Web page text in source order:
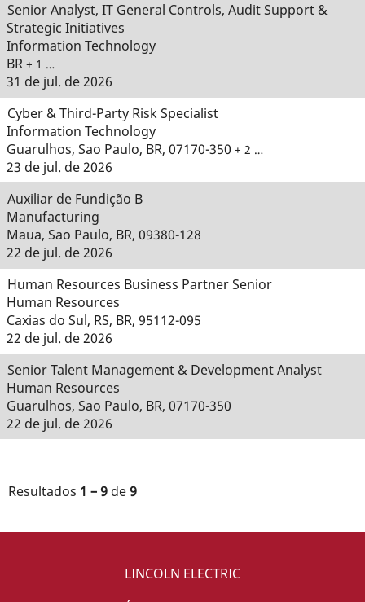
Senior Analyst, IT General Controls, Audit Support &
Strategic Initiatives
Information Technology
BR + 1 …
31 de jul. de 2026
Cyber & Third-Party Risk Specialist
Information Technology
Guarulhos, Sao Paulo, BR, 07170-350 + 2 …
23 de jul. de 2026
Auxiliar de Fundição B
Manufacturing
Maua, Sao Paulo, BR, 09380-128
22 de jul. de 2026
Human Resources Business Partner Senior
Human Resources
Caxias do Sul, RS, BR, 95112-095
22 de jul. de 2026
Senior Talent Management & Development Analyst
Human Resources
Guarulhos, Sao Paulo, BR, 07170-350
22 de jul. de 2026
Resultados 1 – 9 de9
LINCOLN ELECTRIC